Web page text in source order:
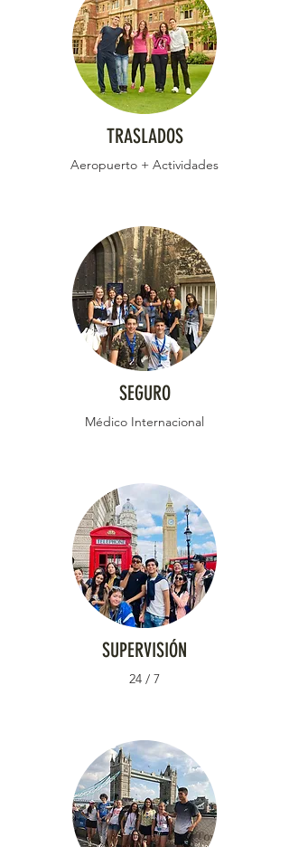
TRASLADOS
Aeropuerto + Actividades
SEGURO
Médico Internacional
SUPERVISIÓN
24 / 7